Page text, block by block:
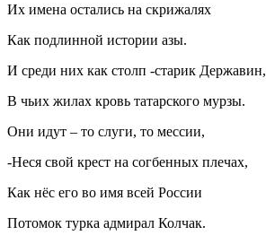
Их имена остались на скрижалях
Как подлинной истории азы.
И среди них как столп -старик Державин,
В чьих жилах кровь татарского мурзы.
Они идут – то слуги, то мессии,
-Неся свой крест на согбенных плечах,
Как нёс его во имя всей России
Потомок турка адмирал Колчак.